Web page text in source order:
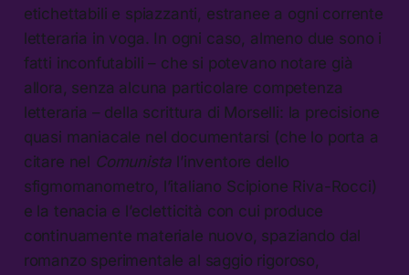
etichettabili e spiazzanti, estranee a ogni corrente
letteraria in voga. In ogni caso, almeno due sono i
fatti inconfutabili – che si potevano notare già
allora, senza alcuna particolare competenza
letteraria – della scrittura di Morselli: la precisione
quasi maniacale nel documentarsi (che lo porta a
citare nel Comunista l’inventore dello
sfigmomanometro, l’italiano Scipione Riva-Rocci)
e la tenacia e l’ecletticità con cui produce
continuamente materiale nuovo, spaziando dal
romanzo sperimentale al saggio rigoroso,